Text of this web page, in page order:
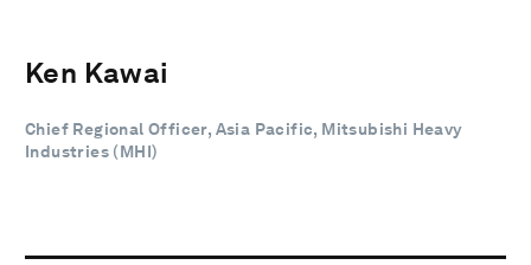
Ken Kawai
Chief Regional Officer, Asia Pacific, Mitsubishi Heavy
Industries (MHI)